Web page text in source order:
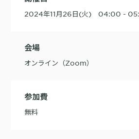
KARTE MessageにおけるLINE配信ユースケ
2024年11月26日(火) 04:00 -
会場
オンライン（Zoom）
参加費
無料